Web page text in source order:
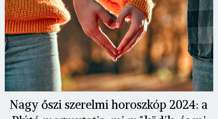
Nagy őszi szerelmi horoszkóp 2024: a